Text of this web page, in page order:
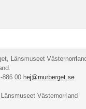
Länsmuseet
886 00 hej@murberget.se
Västernorrland